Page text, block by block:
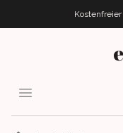
Open menu